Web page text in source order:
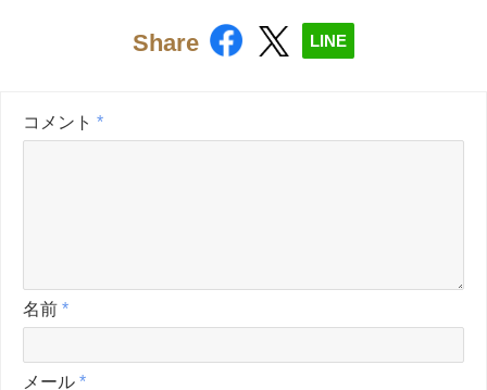
Share LINE
コメント *
名前 *
メール *